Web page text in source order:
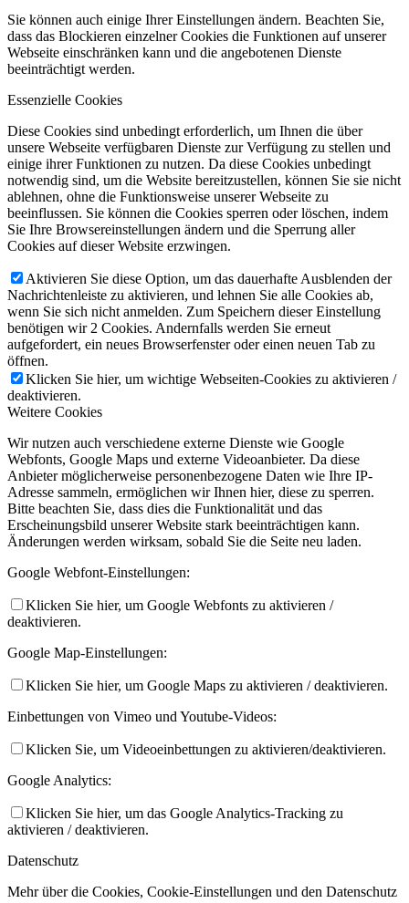
Sie können auch einige Ihrer Einstellungen ändern. Beachten Sie,
dass das Blockieren einzelner Cookies die Funktionen auf unserer
Webseite einschränken kann und die angebotenen Dienste
beeinträchtigt werden.
Essenzielle Cookies
Diese Cookies sind unbedingt erforderlich, um Ihnen die über
unsere Webseite verfügbaren Dienste zur Verfügung zu stellen und
einige ihrer Funktionen zu nutzen. Da diese Cookies unbedingt
notwendig sind, um die Website bereitzustellen, können Sie sie nicht
ablehnen, ohne die Funktionsweise unserer Webseite zu
beeinflussen. Sie können die Cookies sperren oder löschen, indem
Sie Ihre Browsereinstellungen ändern und die Sperrung aller
Cookies auf dieser Website erzwingen.
Aktivieren Sie diese Option, um das dauerhafte Ausblenden der
Nachrichtenleiste zu aktivieren, und lehnen Sie alle Cookies ab,
wenn Sie sich nicht anmelden. Zum Speichern dieser Einstellung
benötigen wir 2 Cookies. Andernfalls werden Sie erneut
aufgefordert, ein neues Browserfenster oder einen neuen Tab zu
öffnen.
Klicken Sie hier, um wichtige Webseiten-Cookies zu aktivieren /
deaktivieren.
Weitere Cookies
Wir nutzen auch verschiedene externe Dienste wie Google
Webfonts, Google Maps und externe Videoanbieter. Da diese
Anbieter möglicherweise personenbezogene Daten wie Ihre IP-
Adresse sammeln, ermöglichen wir Ihnen hier, diese zu sperren.
Bitte beachten Sie, dass dies die Funktionalität und das
Erscheinungsbild unserer Website stark beeinträchtigen kann.
Änderungen werden wirksam, sobald Sie die Seite neu laden.
Google Webfont-Einstellungen:
Klicken Sie hier, um Google Webfonts zu aktivieren /
deaktivieren.
Google Map-Einstellungen:
Klicken Sie hier, um Google Maps zu aktivieren / deaktivieren.
Einbettungen von Vimeo und Youtube-Videos:
Klicken Sie, um Videoeinbettungen zu aktivieren/deaktivieren.
Google Analytics:
Klicken Sie hier, um das Google Analytics-Tracking zu
aktivieren / deaktivieren.
Datenschutz
Mehr über die Cookies, Cookie-Einstellungen und den Datenschutz